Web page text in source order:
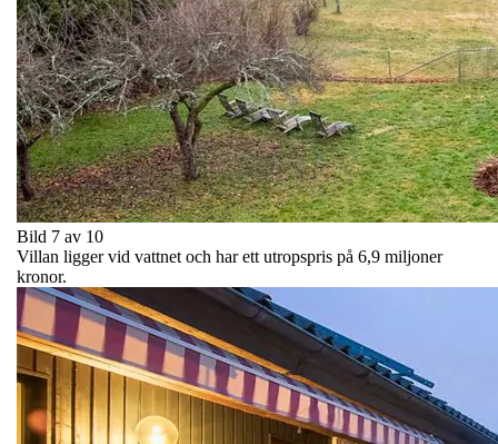
Bild 7 av 10
Villan ligger vid vattnet och har ett utropspris på 6,9 miljoner
kronor.